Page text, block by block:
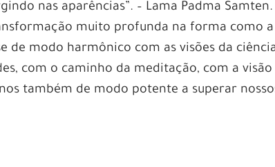
nas aparências”. – Lama Padma Samten.
muito profunda na forma como a
de modo harmônico com as visões da
com o caminho da meditação, com a visão
também de modo potente a superar